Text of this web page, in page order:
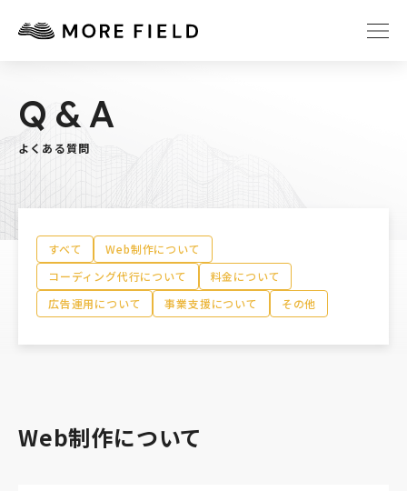
TOP
NEWS COLUMN
CONTACT
Q&A
よくある質問
すべて
Web制作について
コーディング代行について
料金について
広告運用について
事業支援について その他
Web制作について